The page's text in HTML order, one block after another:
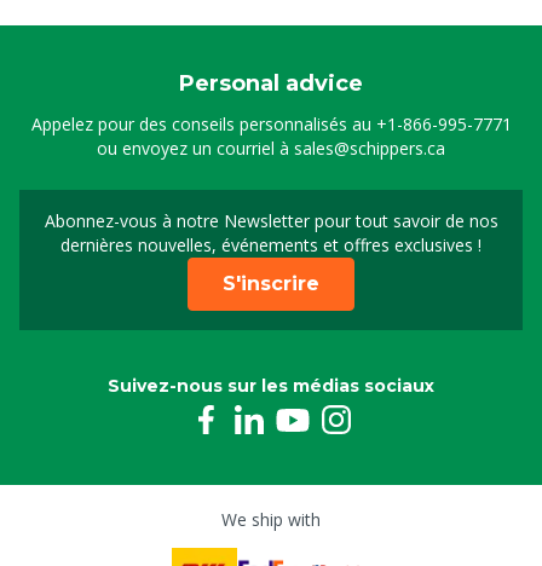
Personal advice
Appelez pour des conseils personnalisés au +1-866-995-7771
ou envoyez un courriel à sales@schippers.ca
Abonnez-vous à notre Newsletter pour tout savoir de nos
dernières nouvelles, événements et offres exclusives !
Sign up for our
S'inscrire
Suivez-nous sur les médias sociaux
We ship with